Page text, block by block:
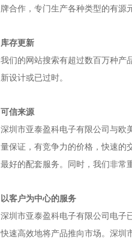
牌合作，专门生产各种类型的有源
库存更新
我们的网站搜索有超过数百万种产
新设计或已过时。
可信来源
深圳市亚泰盈科电子有限公司与欧
量保证，有竞争力的价格，快速的
最好的配套服务。同时，我们非常
以客户为中心的服务
深圳市亚泰盈科电子有限公司 电子
快速高效地将产品推向市场。深圳